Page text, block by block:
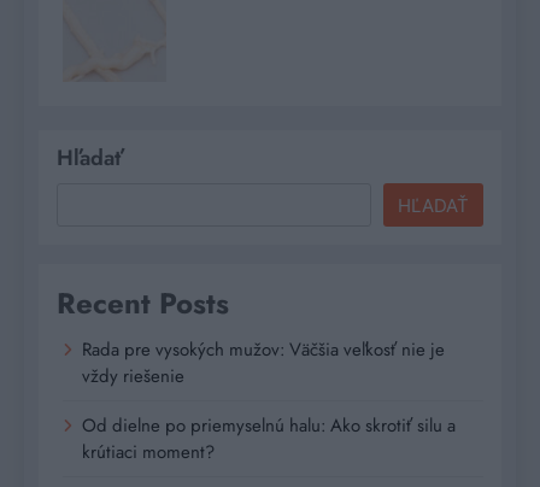
Hľadať
HĽADAŤ
Recent Posts
Rada pre vysokých mužov: Väčšia veľkosť nie je
vždy riešenie
Od dielne po priemyselnú halu: Ako skrotiť silu a
krútiaci moment?